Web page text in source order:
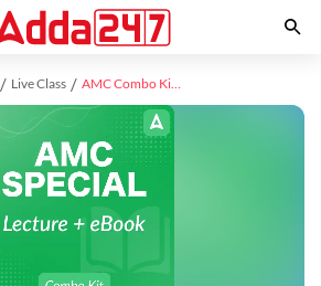
Live Class AMC Combo Kit 2024 Batch | Online Live Classes by Adda 247